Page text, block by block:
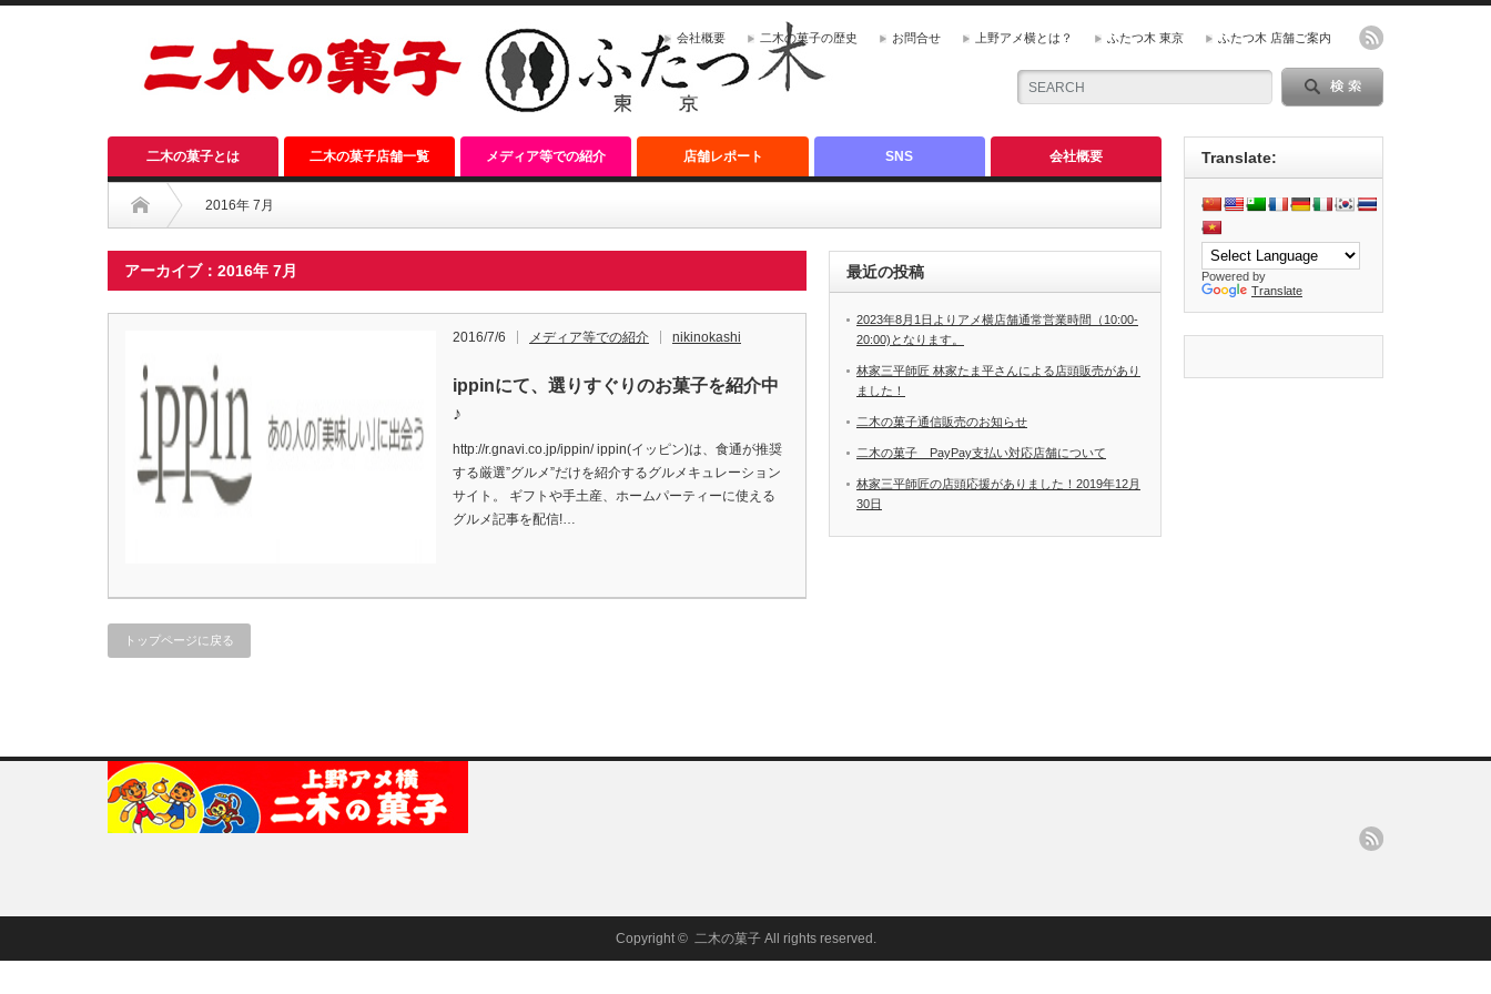
会社概要 二木の菓子の歴史 お問合せ 上野アメ横とは？ ふたつ木 東京 ふたつ木 店舗ご案内
二木の菓子とは 二木の菓子店舗一覧 メディア等での紹介 店舗レポート SNS 会社概要
2016年 7月
アーカイブ：2016年 7月
2016/7/6 メディア等での紹介 nikinokashi
ippinにて、選りすぐりのお菓子を紹介中
♪
http://r.gnavi.co.jp/ippin/ ippin(イッピン)は、食通が推奨
する厳選”グルメ”だけを紹介するグルメキュレーション
サイト。 ギフトや手土産、ホームパーティーに使える
グルメ記事を配信!…
トップページに戻る
最近の投稿
2023年8月1日よりアメ横店舗通常営業時間（10:00-
20:00)となります。
林家三平師匠 林家たま平さんによる店頭販売があり
ました！
二木の菓子通信販売のお知らせ
二木の菓子 PayPay支払い対応店舗について
林家三平師匠の店頭応援がありました！2019年12月
30日
Translate:
Powered by
Translate
Copyright © 二木の菓子All rights reserved.